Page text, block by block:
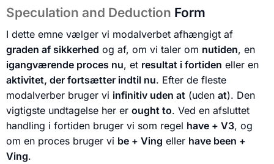
Speculation and Deduction Form
I dette emne vælger vi modalverbet afhængigt af
graden af sikkerhed og af, om vi taler om nutiden, en
igangværende proces nu, et resultat i fortiden eller en
aktivitet, der fortsætter indtil nu. Efter de fleste
modalverber bruger vi infinitiv uden at (uden at). Den
vigtigste undtagelse her er ought to. Ved en afsluttet
handling i fortiden bruger vi som regel have + V3, og
om en proces bruger vi be + Ving eller have been +
Ving.